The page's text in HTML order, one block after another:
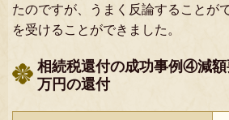
たのですが、うまく反論することが
を受けることができました。
相続税還付の成功事例④減額
万円の還付